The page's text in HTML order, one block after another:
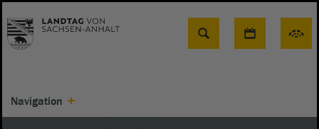
Suche
Navigation